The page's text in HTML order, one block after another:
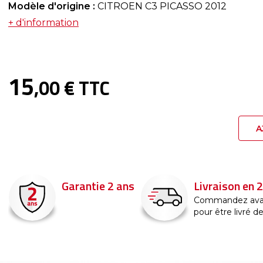
Modèle d'origine : CITROEN C3 PICASSO 2012
+ d'information
15,00 € TTC
Garantie 2 ans Livraison en
Commandez
pour être livré